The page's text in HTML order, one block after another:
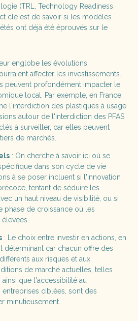
(TRL, Technology Readiness
clé est de savoir si les modèles
ont déjà été éprouvés sur le
englobe les évolutions
affecter les investissements.
peuvent profondément impacter le
local. Par exemple, en France,
l'interdiction des plastiques à usage
autour de l'interdiction des PFAS
à surveiller, car elles peuvent
de marchés.
: On cherche à savoir ici où se
dans son cycle de vie
à se poser incluent si l'innovation
tentant de séduire les
un haut niveau de visibilité, ou si
phase de croissance où les
: Le choix entre investir en actions, en
déterminant car chacun offre des
aux risques et aux
de marché actuelles, telles
que l'accessibilité au
ciblées, sont des
minutieusement.